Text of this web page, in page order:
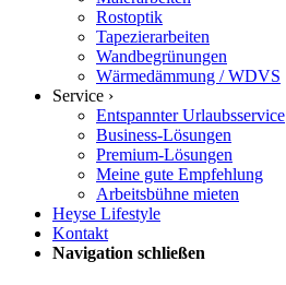
Rostoptik
Tapezierarbeiten
Wandbegrünungen
Wärmedämmung / WDVS
Service ›
Entspannter Urlaubsservice
Business-Lösungen
Premium-Lösungen
Meine gute Empfehlung
Arbeitsbühne mieten
Heyse Lifestyle
Kontakt
Navigation schließen